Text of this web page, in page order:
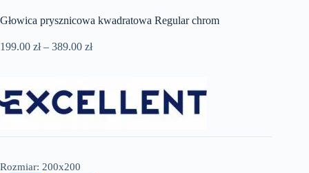
Głowica prysznicowa kwadratowa Regular chrom
199.00 zł – 389.00 złZakres
do
389.00 zł
Rozmiar: 200x200